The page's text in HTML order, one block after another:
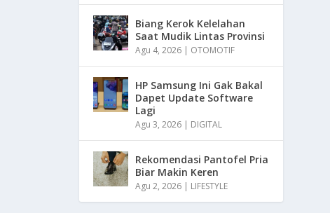
Biang Kerok Kelelahan
Saat Mudik Lintas Provinsi
Agu 4, 2026 | OTOMOTIF
HP Samsung Ini Gak Bakal
Dapet Update Software
Lagi
Agu 3, 2026 | DIGITAL
Rekomendasi Pantofel Pria
Biar Makin Keren
Agu 2, 2026 | LIFESTYLE